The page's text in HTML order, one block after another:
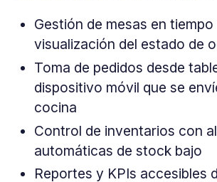
Gestión de mesas en
visualización del estado de
Toma de pedidos desde
dispositivo móvil que se
cocina
Control de inventarios con
automáticas de stock bajo
Reportes y KPIs accesibles